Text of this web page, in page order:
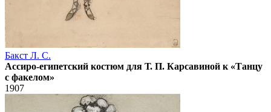
Бакст Л. С.
Ассиро-египетский костюм для Т. П. Карсавиной к «Танцу
с факелом»
1907